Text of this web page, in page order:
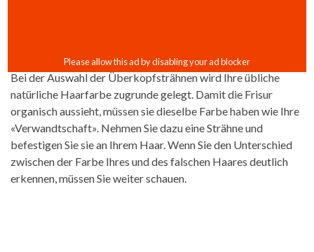
Bei der Auswahl der Überkopfsträhnen wird Ihre übliche
natürliche Haarfarbe zugrunde gelegt. Damit die Frisur
organisch aussieht, müssen sie dieselbe Farbe haben wie Ihre
«Verwandtschaft». Nehmen Sie dazu eine Strähne und
befestigen Sie sie an Ihrem Haar. Wenn Sie den Unterschied
zwischen der Farbe Ihres und des falschen Haares deutlich
erkennen, müssen Sie weiter schauen.